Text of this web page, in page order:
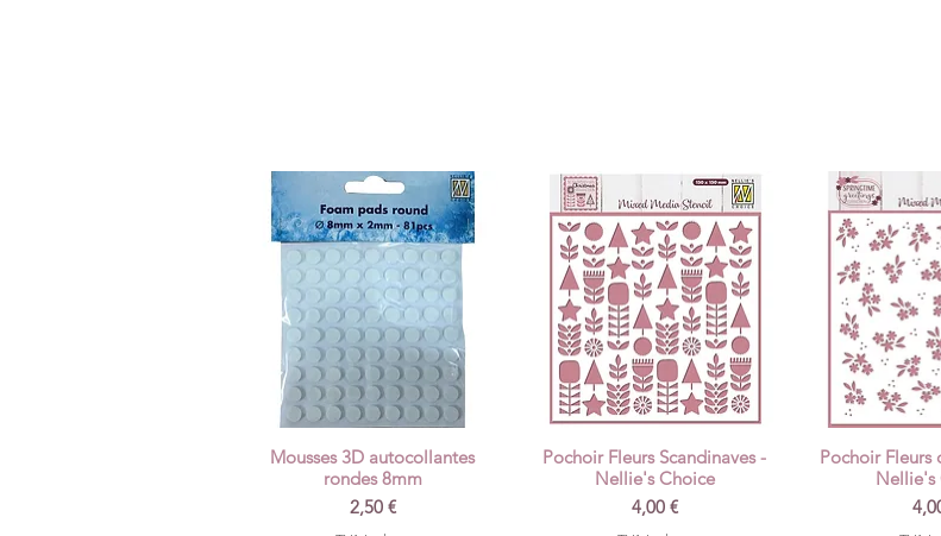
Aperçu rapide
Mousses 3D autocollantes
rondes 8mm
Prix
2,50 €
Aperçu rapide
Pochoir Fleurs Scandinaves -
Nellie's Choice
Prix
4,00 €
Pochoir Fleurs
Nellie's
Prix